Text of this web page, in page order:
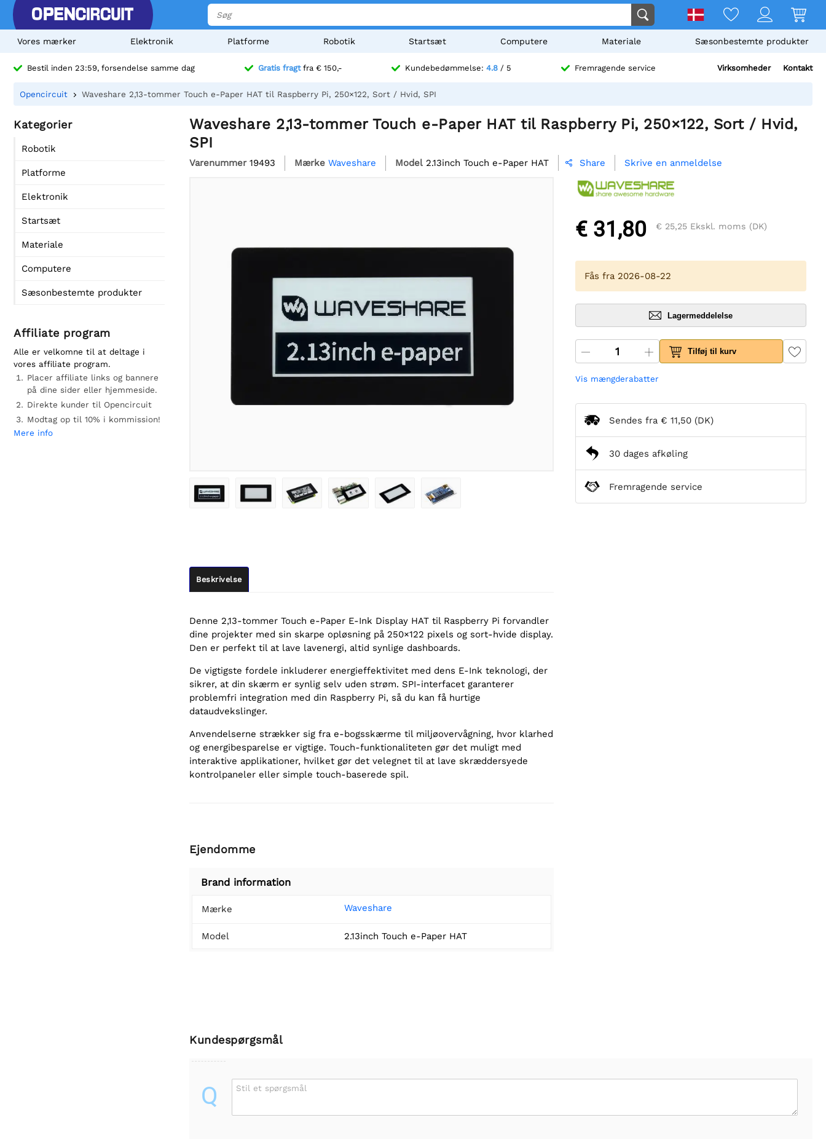
Vores mærker Elektronik Platforme Robotik Startsæt Computere Materiale Sæsonbestemte produkter
Bestil inden 23:59, forsendelse samme dag Gratis fragtfra € 150,- Kundebedømmelse: 4.8 / 5 Fremragende service Virksomheder Kontakt
Opencircuit Waveshare 2,13-tommer Touch e-Paper HAT til Raspberry Pi, 250×122, Sort / Hvid, SPI
Kategorier
Robotik
Platforme
Elektronik
Startsæt
Materiale
Computere
Sæsonbestemte produkter
Affiliate program
Alle er velkomne til at deltage i
vores affiliate program.
Placer affiliate links og bannere
på dine sider eller hjemmeside.
Direkte kunder til Opencircuit
Modtag op til 10% i kommission!
Mere info
Waveshare 2,13-tommer Touch e-Paper HAT til Raspberry Pi, 250×122, Sort / Hvid,
SPI
Varenummer 19493 Mærke Waveshare Model 2.13inch Touch e-Paper HAT  Share Skrive en anmeldelse
Beskrivelse
Denne 2,13-tommer Touch e-Paper E-Ink Display HAT til Raspberry Pi forvandler
dine projekter med sin skarpe opløsning på 250×122 pixels og sort-hvide display.
Den er perfekt til at lave lavenergi, altid synlige dashboards.
De vigtigste fordele inkluderer energieffektivitet med dens E-Ink teknologi, der
sikrer, at din skærm er synlig selv uden strøm. SPI-interfacet garanterer
problemfri integration med din Raspberry Pi, så du kan få hurtige
dataudvekslinger.
Anvendelserne strækker sig fra e-bogsskærme til miljøovervågning, hvor klarhed
og energibesparelse er vigtige. Touch-funktionaliteten gør det muligt med
interaktive applikationer, hvilket gør det velegnet til at lave skræddersyede
kontrolpaneler eller simple touch-baserede spil.
Ejendomme
Brand information
Mærke Waveshare
Model 2.13inch Touch e-Paper HAT
€ 31,80 € 25,25 Ekskl. moms (DK)
Fås fra 2026-08-22
Lagermeddelelse
Tilføj til kurv
Vis mængderabatter
Sendes fra € 11,50 (DK)
30 dages afkøling
Fremragende service
Kundespørgsmål
Q Stil et spørgsmål